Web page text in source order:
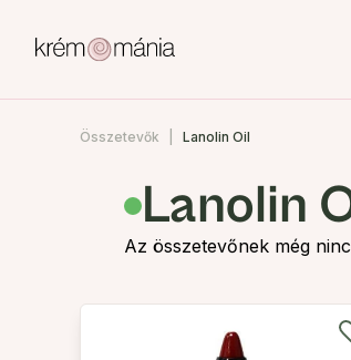
Összetevők Lanolin Oil
Lanolin
Az összetevőnek még